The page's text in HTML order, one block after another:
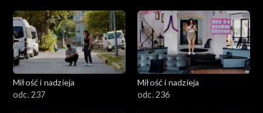
Miłość i nadzieja
odc. 237
Miłość i nadzieja
odc. 236